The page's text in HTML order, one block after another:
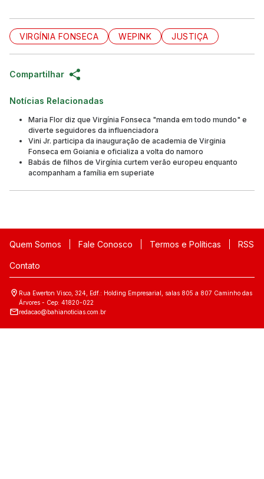
VIRGÍNIA FONSECA WEPINK JUSTIÇA
Compartilhar
Notícias Relacionadas
Maria Flor diz que Virgínia Fonseca "manda em todo mundo" e
diverte seguidores da influenciadora
Vini Jr. participa da inauguração de academia de Virginia
Fonseca em Goiania e oficializa a volta do namoro
Babás de filhos de Virgínia curtem verão europeu enquanto
acompanham a família em superiate
Quem Somos Fale Conosco Termos e Políticas RSS
Contato
Rua Ewerton Visco, 324, Edf.: Holding Empresarial, salas 805 a 807 Caminho das
Árvores - Cep: 41820-022
redacao@bahianoticias.com.br